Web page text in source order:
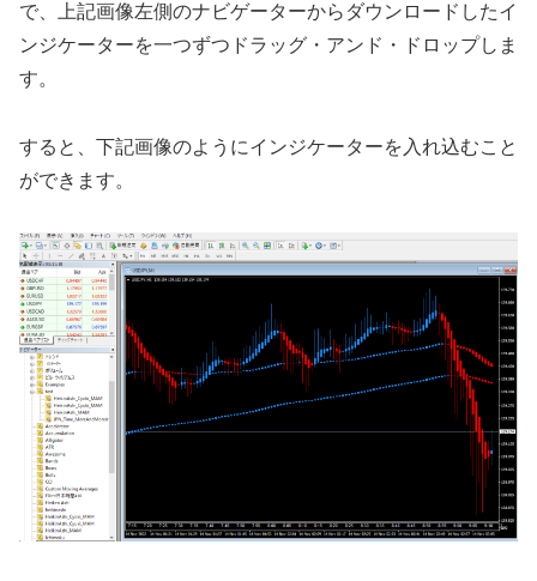
で、上記画像左側のナビゲーターからダウンロードしたイ
ンジケーターを一つずつドラッグ・アンド・ドロップしま
す。
すると、下記画像のようにインジケーターを入れ込むこと
ができます。